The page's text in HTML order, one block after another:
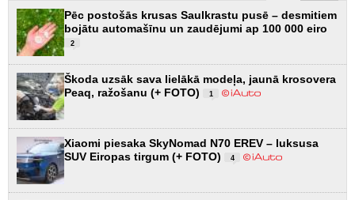
Pēc postošās krusas Saulkrastu pusē – desmitiem
bojātu automašīnu un zaudējumi ap 100 000 eiro
2
Škoda uzsāk sava lielākā modeļa, jaunā krosovera
Peaq, ražošanu (+ FOTO)
1
Xiaomi piesaka SkyNomad N70 EREV – luksusa
SUV Eiropas tirgum (+ FOTO)
4